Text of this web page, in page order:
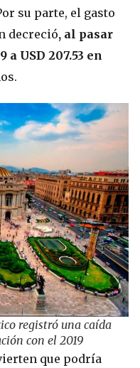
su parte, el gasto
decreció, al pasar
a USD 207.53 en
registró una caída
con el 2019
que podría